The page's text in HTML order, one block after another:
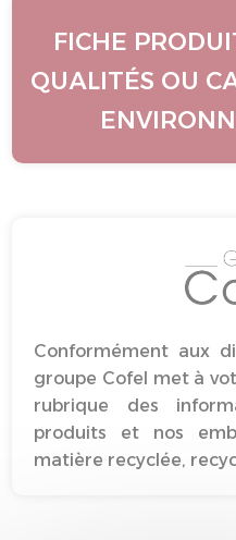
FICHE
QUALITÉS OU
Conformément aux
groupe Cofel met à
rubrique des
produits et nos
matière recyclée,